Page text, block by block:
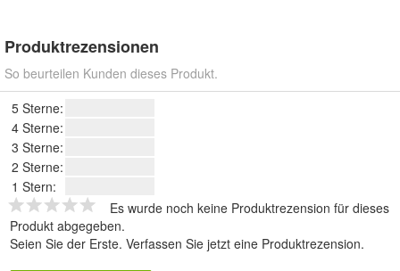
Produktrezensionen
So beurteilen Kunden dieses Produkt.
5 Sterne:
4 Sterne:
3 Sterne:
2 Sterne:
1 Stern:
Es wurde noch keine Produktrezension für dieses
Produkt abgegeben.
Seien Sie der Erste. Verfassen Sie jetzt eine Produktrezension.